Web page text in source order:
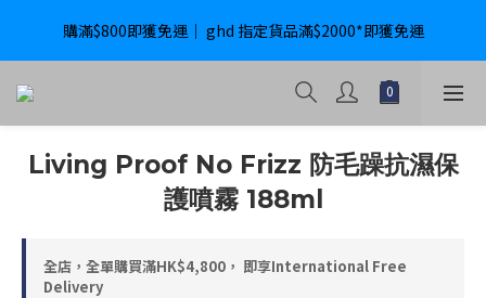
購滿$800即獲免運｜ ghd 指定貨品滿$2000*即獲免運
購滿$800即獲免運｜ ghd 指定貨品滿$2000*即獲免運
International Delivery Available ｜ Shop above HK$4800 Free
購滿$800即獲免運｜ ghd 指定貨品滿$2000*即獲免運
Living Proof No Frizz 防毛躁抗濕保
護噴霧 188ml
全店，全單購買滿HK$4,800， 即享International Free
Delivery